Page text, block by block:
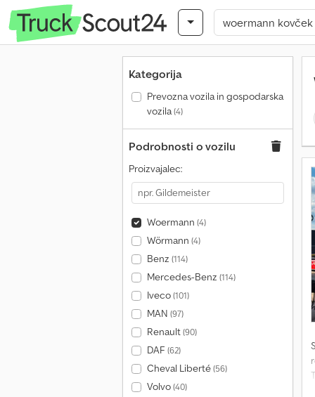
Kategorija
Prevozna vozila in gospodarska
vozila(4)
Podrobnosti o vozilu
Proizvajalec:
Woermann (4)
Wörmann (4)
Benz (114)
Mercedes-Benz (114)
Iveco(101)
MAN (97)
Renault(90)
DAF (62)
Cheval Liberté(56)
Volvo(40)